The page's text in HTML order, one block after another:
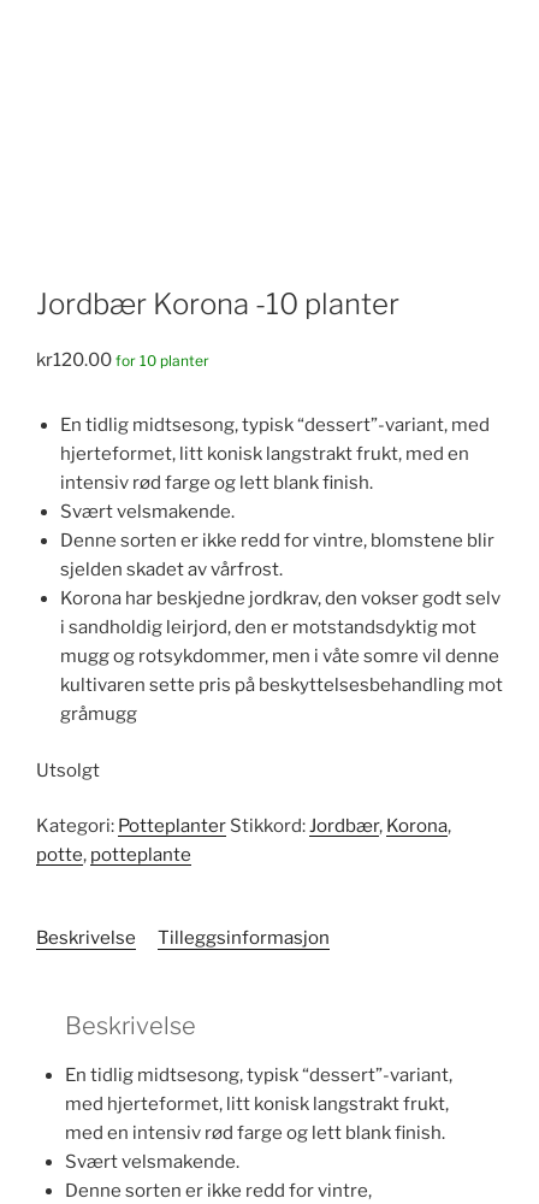
Jordbær Korona -10 planter
kr120.00 for 10 planter
En tidlig midtsesong, typisk “dessert”-variant, med
hjerteformet, litt konisk langstrakt frukt, med en
intensiv rød farge og lett blank finish.
Svært velsmakende.
Denne sorten er ikke redd for vintre, blomstene blir
sjelden skadet av vårfrost.
Korona har beskjedne jordkrav, den vokser godt selv
i sandholdig leirjord, den er motstandsdyktig mot
mugg og rotsykdommer, men i våte somre vil denne
kultivaren sette pris på beskyttelsesbehandling mot
gråmugg
Utsolgt
Kategori: Potteplanter Stikkord:Jordbær, Korona,
potte, potteplante
Beskrivelse Tilleggsinformasjon
Beskrivelse
En tidlig midtsesong, typisk “dessert”-variant,
med hjerteformet, litt konisk langstrakt frukt,
med en intensiv rød farge og lett blank finish.
Svært velsmakende.
Denne sorten er ikke redd for vintre,